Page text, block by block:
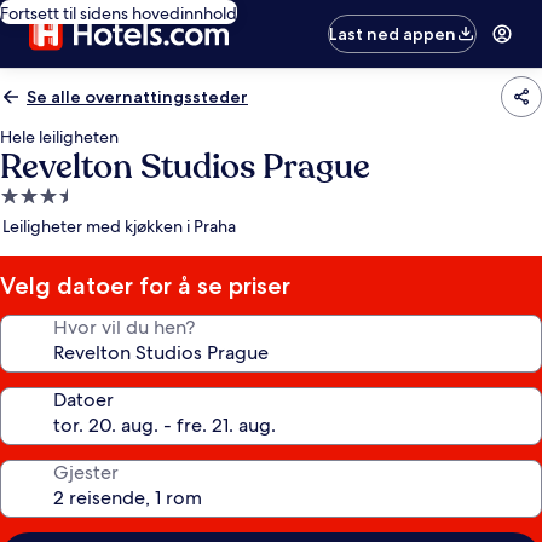
Fortsett til sidens hovedinnhold
Last ned appen
Se alle overnattingssteder
Hele leiligheten
Revelton Studios Prague
Overnattingssted
med
stjerner
Leiligheter med kjøkken i Praha
Velg datoer for å se priser
Hvor vil du hen?
Datoer
Gjester